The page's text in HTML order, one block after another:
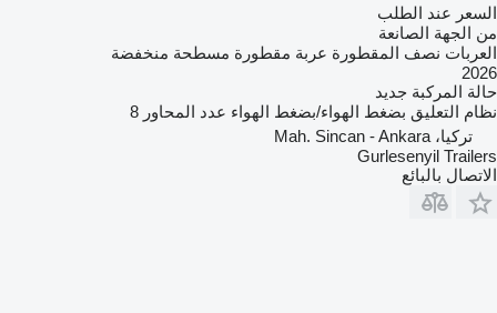
السعر عند الطلب
من الجهة الصانعة
العربات نصف المقطورة عربة مقطورة مسطحة منخفضة
2026
حالة المركبة جديد
نظام التعليق بضغط الهواء/بضغط الهواء عدد المحاور 8
تركيا، Mah. Sincan - Ankara
Gurlesenyil Trailers
الاتصال بالبائع